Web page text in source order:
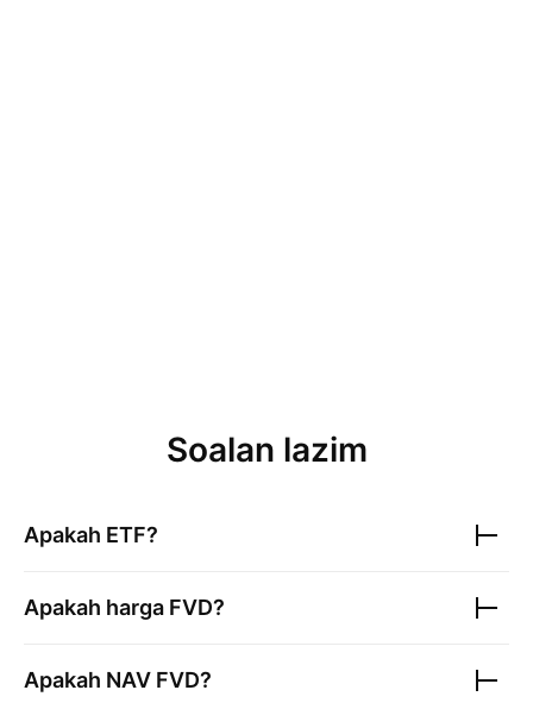
Soalan lazim
Apakah ETF?
Apakah harga FVD?
Apakah NAV FVD?